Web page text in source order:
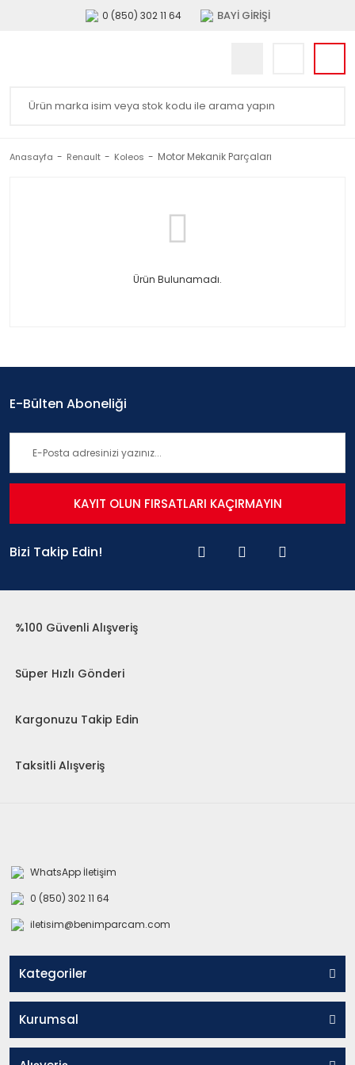
0 (850) 302 11 64 BAYİ GİRİŞİ
Anasayfa Renault Koleos Motor Mekanik Parçaları
Ürün Bulunamadı.
E-Bülten Aboneliği
KAYIT OLUN FIRSATLARI KAÇIRMAYIN
Bizi Takip Edin!
%100 Güvenli Alışveriş
Süper Hızlı Gönderi
Kargonuzu Takip Edin
Taksitli Alışveriş
WhatsApp İletişim
0 (850) 302 11 64
iletisim@benimparcam.com
Kategoriler
Kurumsal